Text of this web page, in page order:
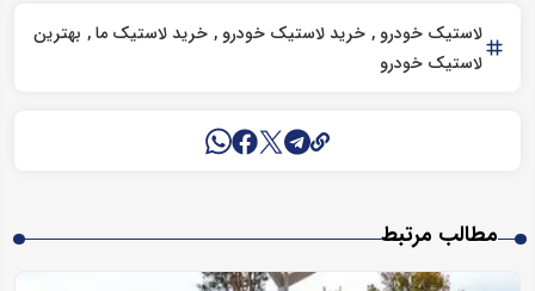
لاستیک خودرو خرید لاستیک خودرو خرید لاستیک ما بهترین
لاستیک خودرو
مطالب مرتبط